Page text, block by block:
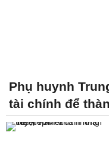
Phụ huynh
tài chính để